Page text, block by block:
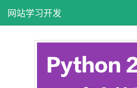
网站学习开发